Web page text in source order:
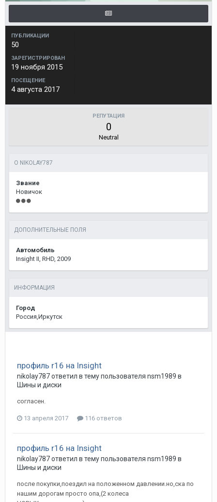
ПУБЛИКАЦИИ
50
ЗАРЕГИСТРИРОВАН
19 ноября 2015
ПОСЕЩЕНИЕ
4 августа 2017
РЕПУТАЦИЯ
0
Neutral
О NIKOLAY787
Звание
Новичок
ДОПОЛНИТЕЛЬНЫЕ ПОЛЯ
Автомобиль
Insight II, RHD, 2009
ИНФОРМАЦИЯ
Город
Россия,Иркутск
профиль r16 на Insight
nikolay787ответил в тему пользователя nsm1989 в
Шины и диски
согласен.
13 апреля 2017 116 ответов
профиль r16 на Insight
nikolay787ответил в тему пользователя nsm1989 в
Шины и диски
после покупки,поездил на положенном давлении.но,ска по
нашим дорогам просто опа,(2 колеса